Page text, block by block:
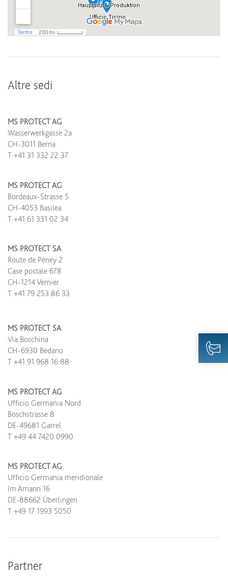
Altre sedi
MS PROTECT AG
Wasserwerkgasse 2a
CH-3011 Berna
T +41 31 332 22 37
MS PROTECT AG
Bordeaux-Strasse 5
CH-4053 Basilea
T +41 61 331 02 34
MS PROTECT SA
Route de Peney 2
Case postale 678
CH-1214 Vernier
T +41 79 253 86 33
MS PROTECT SA
Via Boschina
CH-6930 Bedano
T +41 91 968 16 88
MS PROTECT AG
Ufficio Germania Nord
Boschstrasse 8
DE-49681 Garrel
T +49 44 7420 0990
MS PROTECT AG
Ufficio Germania meridionale
Im Amann 16
DE-88662 Überlingen
T +49 17 1993 5050
Partner